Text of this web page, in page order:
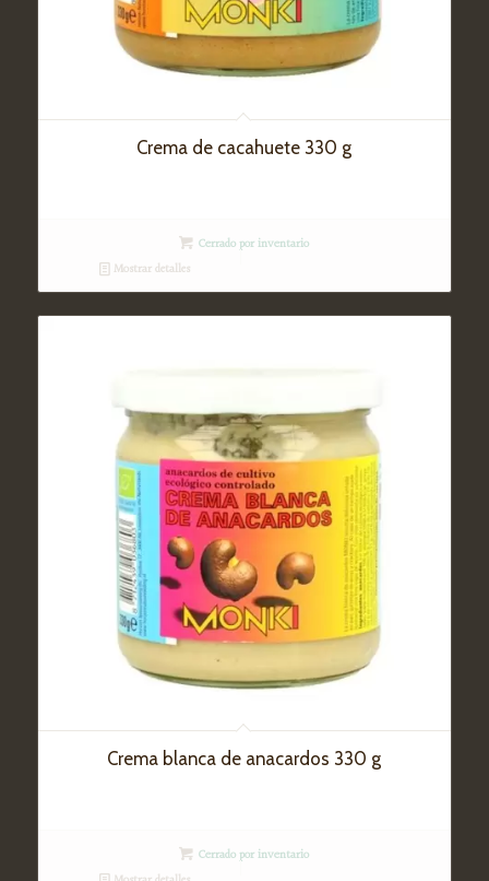
Crema de cacahuete 330 g
Cerrado por inventario
Mostrar detalles
Crema blanca de anacardos 330 g
Cerrado por inventario